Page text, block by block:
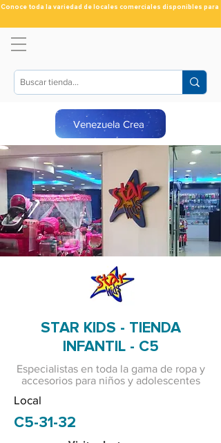
Conoce toda la variedad de locales comerciales disponibles para ti
Venezuela Crea
STAR KIDS - TIENDA
INFANTIL - C5
Especialistas en toda la gama de ropa y
accesorios para niños y adolescentes
Local
C5-31-32